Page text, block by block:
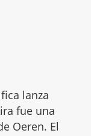
lanza
fue una
Oeren. El